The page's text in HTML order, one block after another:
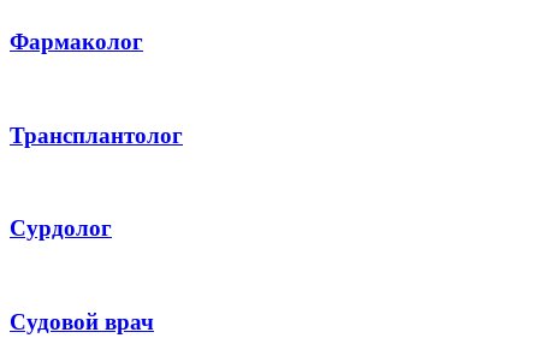
Фармаколог
Трансплантолог
Сурдолог
Судовой врач